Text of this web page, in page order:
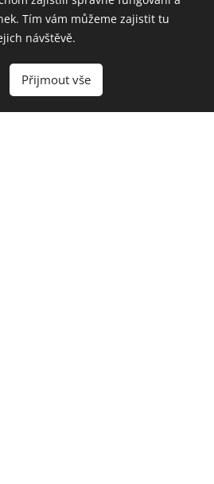
Vyprodáno
Tím vám můžeme zajistit tu
návštěvě.
Přijmout vše